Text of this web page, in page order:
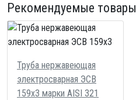
Рекомендуемые товары
Труба нержавеющая
электросварная ЭСВ
159х3 марки AISI 321